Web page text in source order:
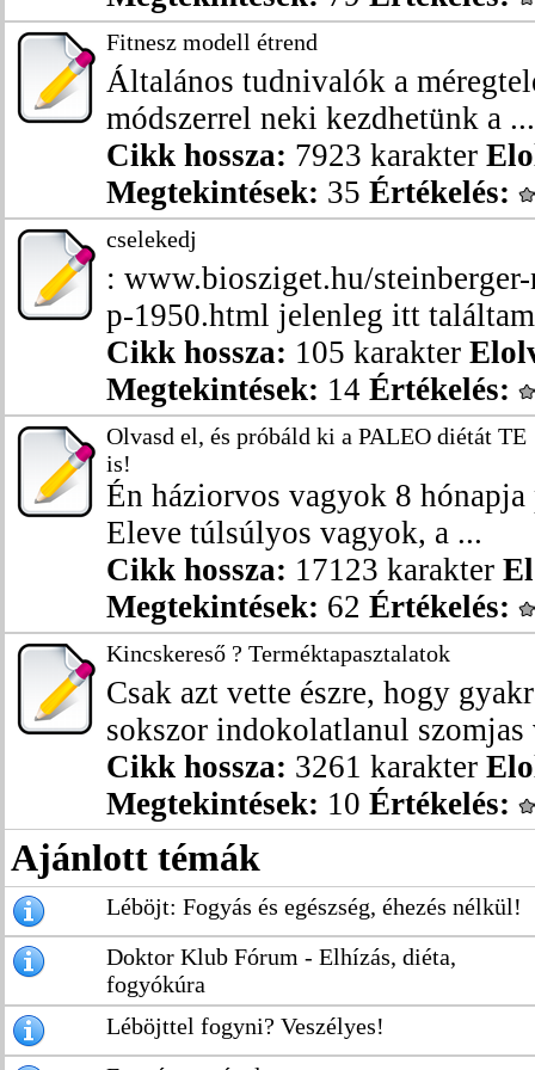
Fitnesz modell étrend
Általános tudnivalók a
módszerrel neki kezdhetünk a ...
Cikk hossza: 7923 karakter
Megtekintések: 35 Értékelés:
cselekedj
: www.biosziget.hu/
p-1950.html jelenleg itt
Cikk hossza: 105 karakter
Megtekintések: 14 Értékelés:
Olvasd el, és próbáld ki a PALEO diétát TE
is!
Én háziorvos vagyok 8
Eleve túlsúlyos vagyok, a ...
Cikk hossza: 17123 karakter
Megtekintések: 62 Értékelés:
Kincskereső ? Terméktapasztalatok
Csak azt vette észre, hogy
sokszor indokolatlanul
Cikk hossza: 3261 karakter
Megtekintések: 10 Értékelés:
Ajánlott témák
Léböjt: Fogyás és egészség, éhezés nélkül!
Doktor Klub Fórum - Elhízás, diéta,
fogyókúra
Léböjttel fogyni? Veszélyes!